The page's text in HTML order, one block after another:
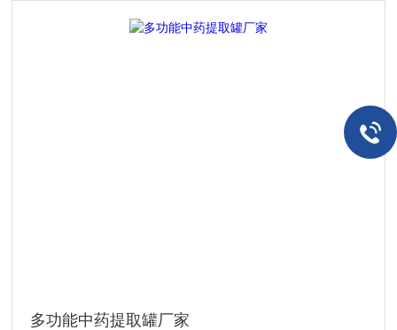
多功能中药提取罐厂家